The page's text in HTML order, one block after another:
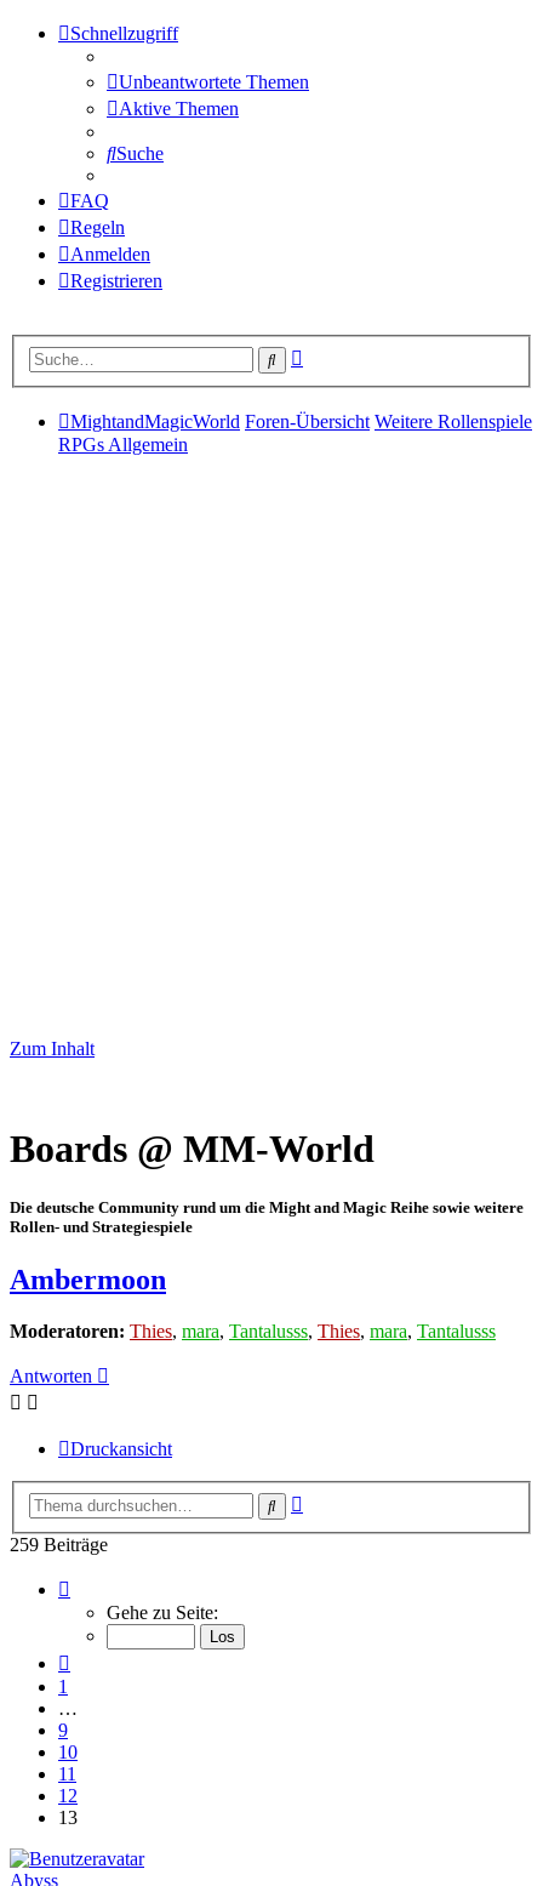
Schnellzugriff
Unbeantwortete Themen
Aktive Themen
Suche
FAQ
Regeln
Anmelden
Registrieren
Suche
MightandMagicWorld Foren-Übersicht Weitere Rollenspiele
RPGs Allgemein
Zum Inhalt
Boards @ MM-World
Die deutsche Community rund um die Might and Magic Reihe sowie weitere
Rollen- und Strategiespiele
Ambermoon
Moderatoren: Thies, mara, Tantalusss, Thies, mara, Tantalusss
Antworten
Druckansicht
Suche
259 Beiträge
13
von
Gehe zu Seite:
1
…
9
10
11
12
13
Abyss